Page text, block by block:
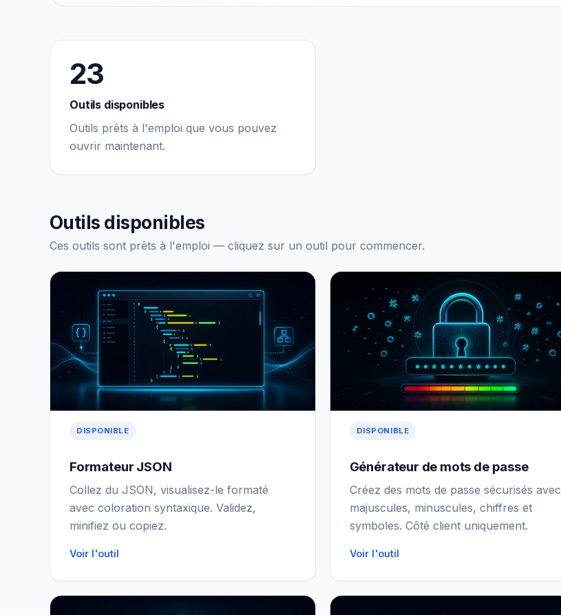
23
Outils disponibles
Outils prêts à l'emploi que vous pouvez
ouvrir maintenant.
Outils disponibles
Ces outils sont prêts à l'emploi — cliquez sur un outil pour commencer.
DISPONIBLE
Formateur JSON
Collez du JSON, visualisez-le formaté
avec coloration syntaxique. Validez,
minifiez ou copiez.
Voir l'outil
DISPONIBLE
Générateur de mots de passe
Créez des mots de passe sécurisés avec
majuscules, minuscules, chiffres et
symboles. Côté client uniquement.
Voir l'outil